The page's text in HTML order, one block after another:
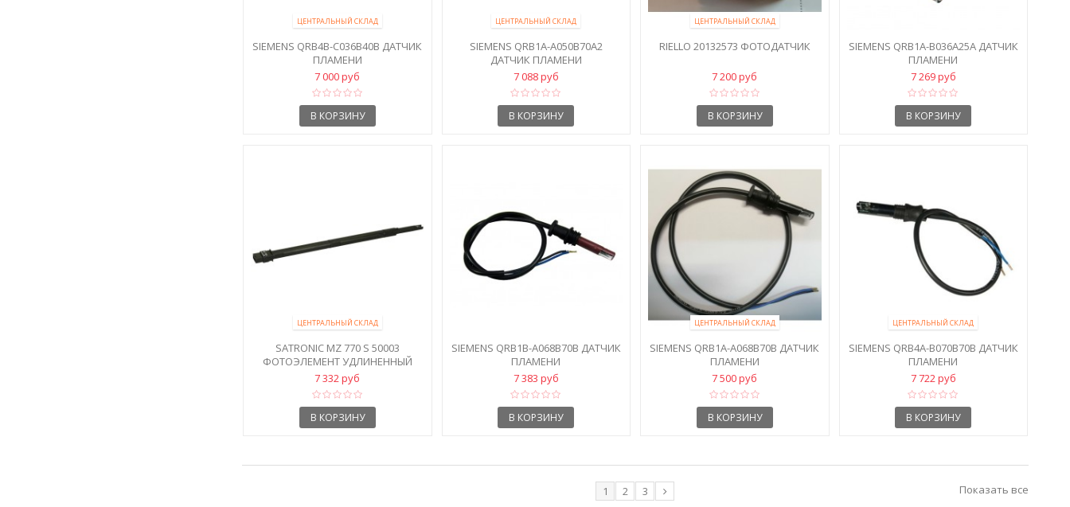
ЦЕНТРАЛЬНЫЙ СКЛАД
SIEMENS QRB4B-C036B40B ДАТЧИК
ПЛАМЕНИ
7 000 руб
В КОРЗИНУ
ЦЕНТРАЛЬНЫЙ СКЛАД
SIEMENS QRB1A-A050B70A2
ДАТЧИК ПЛАМЕНИ
7 088 руб
В КОРЗИНУ
ЦЕНТРАЛЬНЫЙ СКЛАД
RIELLO 20132573 ФОТОДАТЧИК
7 200 руб
В КОРЗИНУ
SIEMENS QRB1A-B036A25A ДАТЧИК
ПЛАМЕНИ
7 269 руб
В КОРЗИНУ
ЦЕНТРАЛЬНЫЙ СКЛАД
SATRONIC MZ 770 S 50003
ФОТОЭЛЕМЕНТ УДЛИНЕННЫЙ
7 332 руб
В КОРЗИНУ
SIEMENS QRB1B-A068B70B ДАТЧИК
ПЛАМЕНИ
7 383 руб
В КОРЗИНУ
ЦЕНТРАЛЬНЫЙ СКЛАД
SIEMENS QRB1A-A068B70B ДАТЧИК
ПЛАМЕНИ
7 500 руб
В КОРЗИНУ
ЦЕНТРАЛЬНЫЙ СКЛАД
SIEMENS QRB4A-B070B70B ДАТЧИК
ПЛАМЕНИ
7 722 руб
В КОРЗИНУ
Показать все
1 2 3